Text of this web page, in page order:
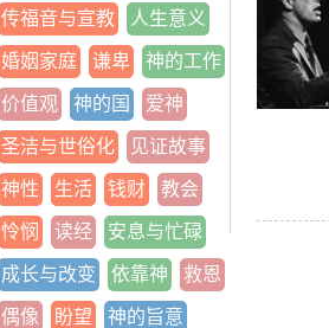
传福音与宣教 人生意义
婚姻家庭 谦卑 神的工作
价值观 神的国 爱神
圣洁与世俗化 见证故事
神性 生活 钱财 教会
怜悯 读经 安息与忙碌
成长与改变 依靠神 救恩
偶像 盼望 神的旨意